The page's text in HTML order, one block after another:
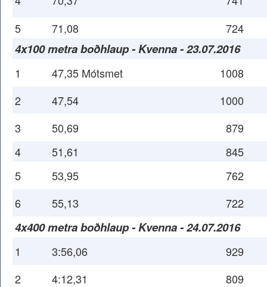
5
71,08 724
4x100 metra boðhlaup - Kvenna - 23.07.2016
1 47,35 Mótsmet
1008
2
47,54
1000
3
50,69
879
4
51,61
845
5
53,95
762
6
55,13 722
4x400 metra boðhlaup - Kvenna - 24.07.2016
1 3:56,06
929
2
4:12,31
809